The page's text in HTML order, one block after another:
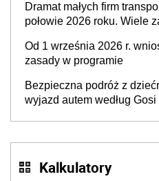
Dramat małych firm
połowie 2026 roku. Wiele
Od 1 września 2026 r.
zasady w programie
Bezpieczna podróż z
wyjazd autem według
Kalkulatory